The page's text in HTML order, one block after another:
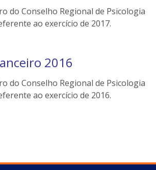
do Conselho Regional de Psicologia
ao exercício de 2017.
2016
do Conselho Regional de Psicologia
ao exercício de 2016.